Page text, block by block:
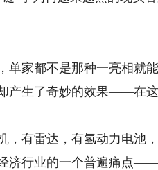
家都不是那种一亮相就能
生了奇妙的效果——在这
有雷达，有氢动力电池，
行业的一个普遍痛点